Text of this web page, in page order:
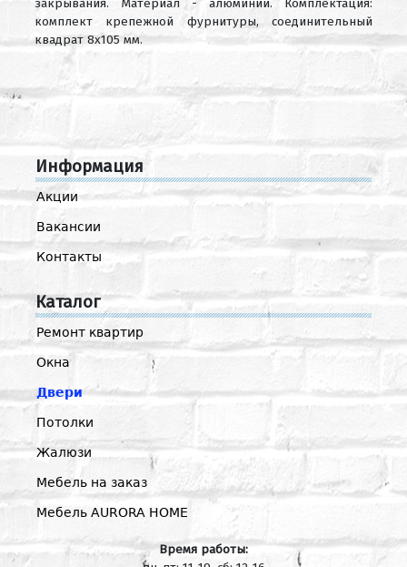
закрывания. Материал - алюминий. Комплектация:
комплект крепежной фурнитуры, соединительный
квадрат 8x105 мм.
Информация
Акции
Вакансии
Контакты
Каталог
Ремонт квартир
Окна
Двери
Потолки
Жалюзи
Мебель на заказ
Мебель AURORA HOME
Время работы: